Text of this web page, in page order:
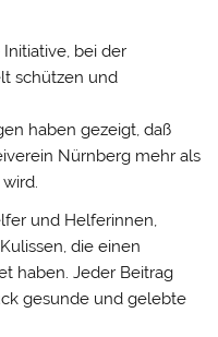
bei der
schützen und
haben gezeigt, daß
Nürnberg mehr als
und Helferinnen,
die einen
haben. Jeder Beitrag
gesunde und gelebte